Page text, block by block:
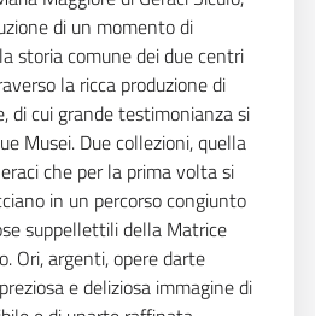
di un momento di
storia comune dei due centri
la ricca produzione di
di cui grande testimonianza si
Musei. Due collezioni, quella
che per la prima volta si
in un percorso congiunto
suppellettili della Matrice
Ori, argenti, opere darte
e deliziosa immagine di